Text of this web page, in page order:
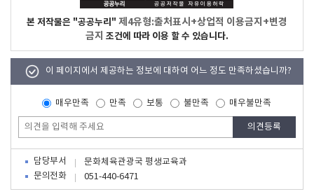
본 저작물은 "공공누리" 제4유형:출처표시+상업적 이용금지+변경
금지 조건에 따라 이용 할 수 있습니다.
이 페이지에서 제공하는 정보에 대하여 어느 정도 만족하셨습니까?
매우만족 만족 보통 불만족 매우불만족
담당부서
문화체육관광국 평생교육과
문의전화
051-440-6471